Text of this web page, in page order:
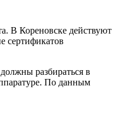
В Кореновске действуют
сертификатов
разбираться в
По данным